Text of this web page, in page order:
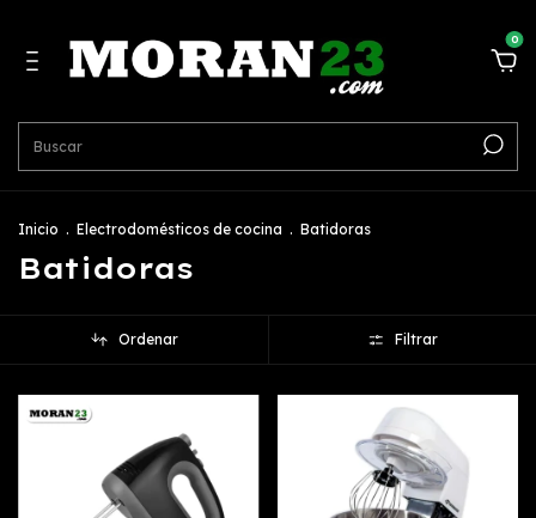
0
Inicio . Electrodomésticos de cocina . Batidoras
Batidoras
Ordenar Filtrar